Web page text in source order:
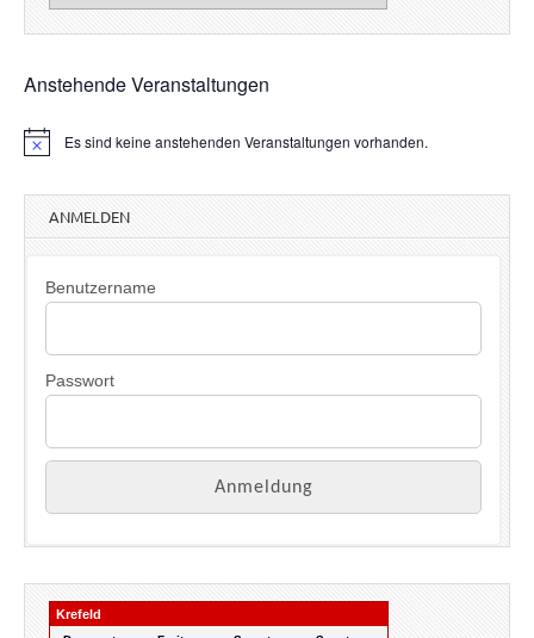
Anstehende Veranstaltungen
H
i
Es sind keine anstehenden Veranstaltungen vorhanden.
ANMELDEN
Benutzername
Passwort